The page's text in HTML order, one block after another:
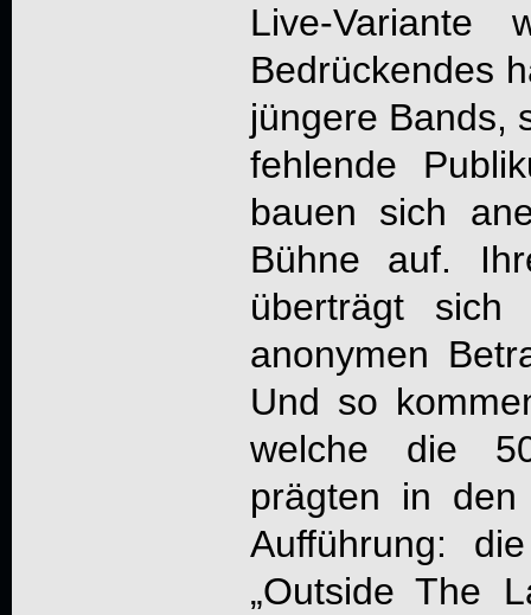
Live-Variante
Bedrückendes
jüngere Bands,
fehlende
bauen sich
Bühne auf.
überträgt
anonymen
Und so
welche die
prägten in
Aufführung:
„Outside The